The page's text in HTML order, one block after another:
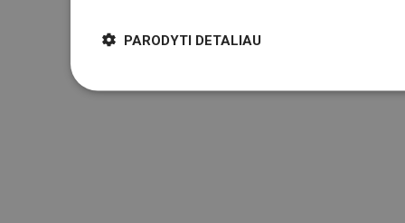
PARODYTI DETALIAU